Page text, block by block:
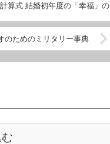
算式 結婚初年度の「幸福」の
のためのミリタリー事典